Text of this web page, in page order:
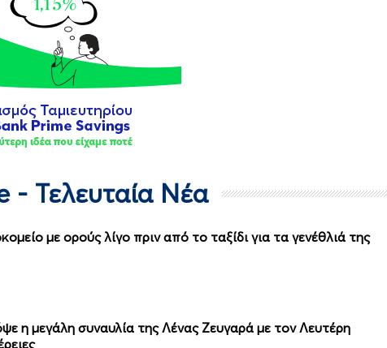
- Τελευταία Νέα
με ορούς λίγο πριν από το ταξίδι για τα γενέθλιά της
η μεγάλη συναυλία της Λένας Ζευγαρά με τον Λευτέρη